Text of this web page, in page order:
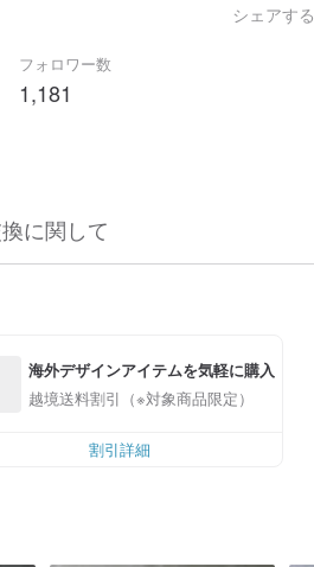
フォロワー数
1,181
シェアする
に関して
海外デザインアイテムを気軽に購入
越境送料割引（※対象商品限定）
割引詳細